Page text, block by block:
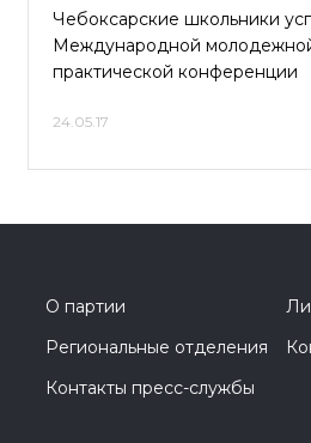
Чебоксарские школьники
Международной
практической конференции
24.05.17
О партии
Региональные отделения
Контакты пресс-службы